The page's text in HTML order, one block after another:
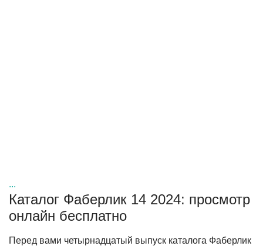
...
Каталог Фаберлик 14 2024: просмотр
онлайн бесплатно
Перед вами четырнадцатый выпуск каталога Фаберлик